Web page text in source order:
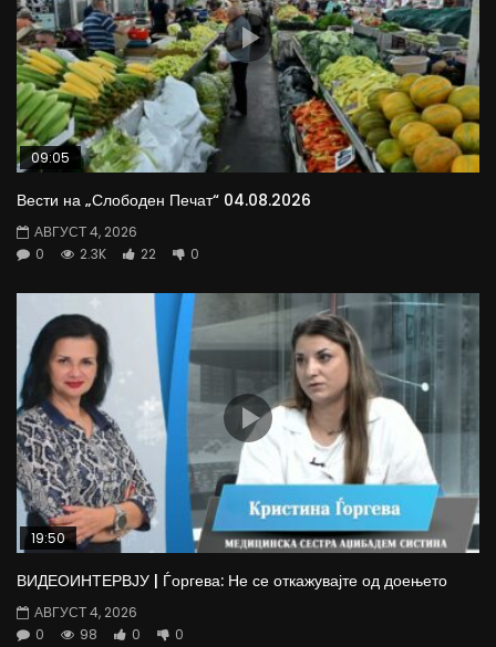
09:05
Вести на „Слободен Печат“ 04.08.2026
АВГУСТ 4, 2026
0
2.3K 22 0
19:50
ВИДЕОИНТЕРВЈУ | Ѓоргева: Не се откажувајте од доењето
АВГУСТ 4, 2026
0
98 0 0